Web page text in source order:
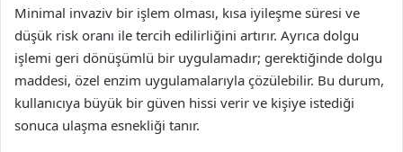
Minimal invaziv bir işlem olması, kısa iyileşme süresi ve
düşük risk oranı ile tercih edilirliğini artırır. Ayrıca dolgu
işlemi geri dönüşümlü bir uygulamadır; gerektiğinde dolgu
maddesi, özel enzim uygulamalarıyla çözülebilir. Bu durum,
kullanıcıya büyük bir güven hissi verir ve kişiye istediği
sonuca ulaşma esnekliği tanır.